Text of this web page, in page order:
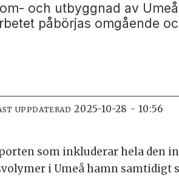
och utbyggnad av
påbörjas omgående
UPPDATERAD 2025-10-28 - 10:56
som inkluderar hela den
i Umeå hamn